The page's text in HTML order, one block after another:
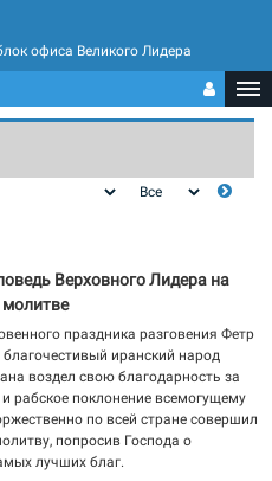
офиса Великого Лидера
Верховного Лидера на
праздника разговения Фетр
иранский народ
воздел свою благодарность за
рабское поклонение всемогущему
по всей стране совершил
попросив Господа о
лучших благ.